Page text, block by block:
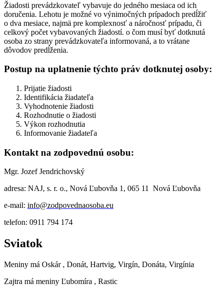
Žiadosti prevádzkovateľ vybavuje do jedného mesiaca od ich
doručenia. Lehotu je možné vo výnimočných prípadoch predĺžiť
o dva mesiace, najmä pre komplexnosť a náročnosť prípadu, či
celkový počet vybavovaných žiadostí. o čom musí byť dotknutá
osoba zo strany prevádzkovateľa informovaná, a to vrátane
dôvodov predĺženia.
Postup na uplatnenie týchto práv dotknutej osoby:
Prijatie žiadosti
Identifikácia žiadateľa
Vyhodnotenie žiadosti
Rozhodnutie o žiadosti
Výkon rozhodnutia
Informovanie žiadateľa
Kontakt na zodpovednú osobu:
Mgr. Jozef Jendrichovský
adresa: NAJ, s. r. o., Nová Ľubovňa 1, 065 11 Nová Ľubovňa
e-mail: info@zodpovednaosoba.eu
telefon: 0911 794 174
Sviatok
Meniny má Oskár , Donát, Hartvig, Virgín, Donáta, Virgínia
Zajtra má meniny Ľubomíra , Rastic